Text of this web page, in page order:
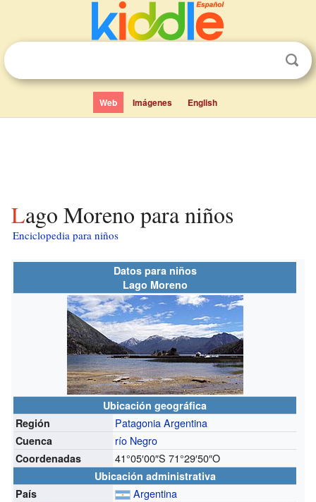
Web Imágenes English
Lago Moreno para niños
Enciclopedia para niños
Datos para niños
Lago Moreno
Ubicación geográfica
Región
Patagonia Argentina
Cuenca río Negro
Coordenadas 41°05′00″S 71°29′50″O
Ubicación administrativa
País
Argentina